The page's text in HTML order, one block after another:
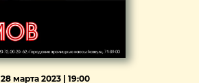
28 марта 2023 | 19:00